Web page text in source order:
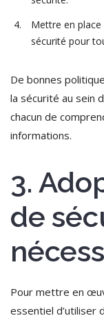
Mettre en
sécurité pour
De bonnes
la sécurité au sein
chacun de
informations.
3.
de
Pour mettre en
essentiel d’utiliser